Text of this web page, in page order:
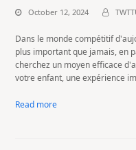
October 12, 2024
Dans le monde compétitif
plus important que jamais, en
cherchez un moyen efficace
votre enfant, une expérience
Read more